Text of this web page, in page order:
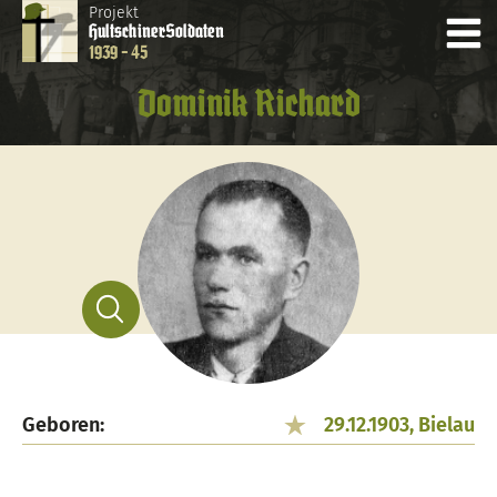
Projekt
HultschinerSoldaten
1939 - 45
Dominik Richard
Geboren: 29.12.1903, Bielau